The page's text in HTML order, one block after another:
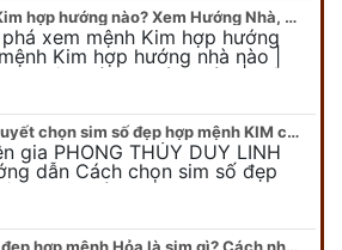
Mệnh Kim hợp hướng nào? Xem Hướng Nhà, Phòng ngủ, Làm việc hợp mệnh Kim
phá xem mệnh Kim hợp hướng
Kim hợp hướng nhà nào |
Kim kê giường hướng nào | mệnh
#5 Bí Quyết chọn sim số đẹp hợp mệnh KIM chuẩn xác nhất
gia PHONG THỦY DUY LINH
dẫn Cách chọn sim số đẹp
KIM. Mời quý bạn theo dõi